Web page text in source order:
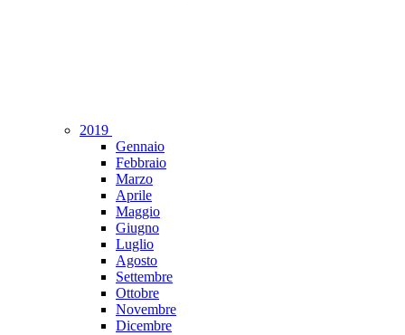
2019
Gennaio
Febbraio
Marzo
Aprile
Maggio
Giugno
Luglio
Agosto
Settembre
Ottobre
Novembre
Dicembre